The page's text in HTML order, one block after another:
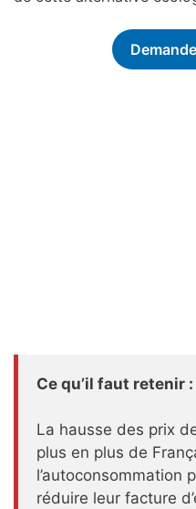
Ce qu’il faut retenir :
La hausse des prix
plus en plus de
l’autoconsommation
réduire leur facture